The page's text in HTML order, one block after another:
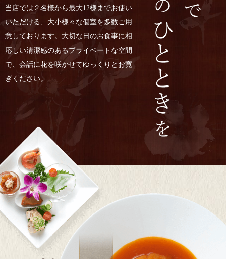
当店では２名様から最大12様までお使い
いただける、大小様々な個室を多数ご用
意しております。大切な日のお食事に相
応しい清潔感のあるプライベートな空間
で、会話に花を咲かせてゆっくりとお寛
ぎください。